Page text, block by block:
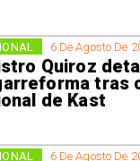
6 De Agosto De
Quiroz
tras
de Kast
6 De Agosto De